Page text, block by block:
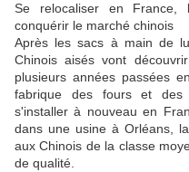
Se relocaliser en France,
conquérir le marché chinois
Après les sacs à main de
Chinois aisés vont
plusieurs années passées
fabrique des fours et des
s'installer à nouveau en
dans une usine à Orléans,
aux Chinois de la classe
de qualité.